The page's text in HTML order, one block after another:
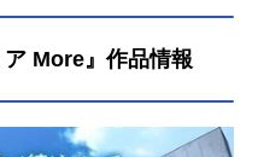
ア More』作品情報